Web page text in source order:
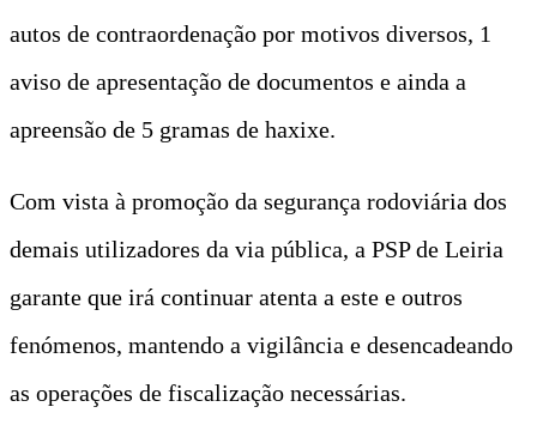
autos de contraordenação por motivos diversos, 1
aviso de apresentação de documentos e ainda a
apreensão de 5 gramas de haxixe.
Com vista à promoção da segurança rodoviária dos
demais utilizadores da via pública, a PSP de Leiria
garante que irá continuar atenta a este e outros
fenómenos, mantendo a vigilância e desencadeando
as operações de fiscalização necessárias.